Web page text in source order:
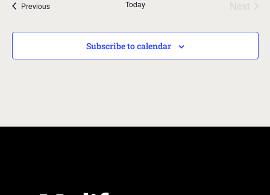
PreviousEvents Today Next
Subscribe to calendar